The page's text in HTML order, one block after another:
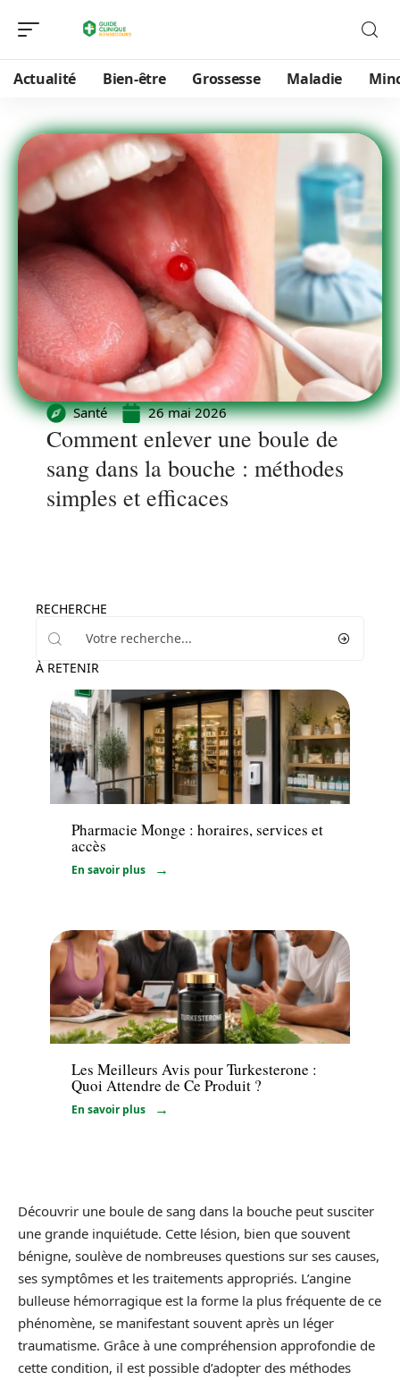
Actualité Bien-être Grossesse Maladie
Santé 26 mai 2026
Comment enlever une boule de
sang dans la bouche : méthodes
simples et efficaces
RECHERCHE
À RETENIR
Professionnels
Pharmacie Monge : horaires, services et
accès
En savoir plus
Bien-être
Les Meilleurs Avis pour Turkesterone :
Quoi Attendre de Ce Produit ?
En savoir plus
Découvrir une boule de sang dans la bouche peut susciter
une grande inquiétude. Cette lésion, bien que souvent
bénigne, soulève de nombreuses questions sur ses causes,
ses symptômes et les traitements appropriés. L’angine
bulleuse hémorragique est la forme la plus fréquente de ce
phénomène, se manifestant souvent après un léger
traumatisme. Grâce à une compréhension approfondie de
cette condition, il est possible d’adopter des méthodes